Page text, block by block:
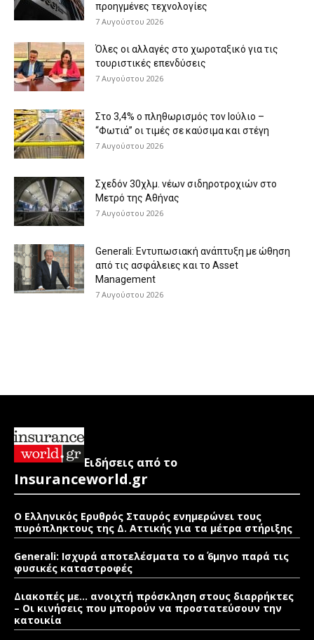
προηγμένες τεχνολογίες
7 Αυγούστου 2026
Όλες οι αλλαγές στο χωροταξικό για τις
τουριστικές επενδύσεις
7 Αυγούστου 2026
Στο 3,4% ο πληθωρισμός τον Ιούλιο –
“Φωτιά” οι τιμές σε καύσιμα και στέγη
7 Αυγούστου 2026
Σχεδόν 30χλμ. νέων σιδηροτροχιών στο
Μετρό της Αθήνας
7 Αυγούστου 2026
Generali: Eντυπωσιακή ανάπτυξη με ώθηση
από τις ασφάλειες και το Asset
Management
7 Αυγούστου 2026
Ειδήσεις από το
Insuranceworld.gr
Ο Ελληνικός Ερυθρός Σταυρός ενημερώνει τους
πυρόπληκτους της Δ. Αττικής για τα μέτρα στήριξης
Generali: Ισχυρά αποτελέσματα το α΄ 6μηνο παρά τις
φυσικές καταστροφές
Διακοπές με… ανοιχτή πρόσκληση στους διαρρήκτες
– Οι κινήσεις που μπορούν να προστατεύσουν την
κατοικία